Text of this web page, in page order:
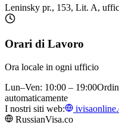
Leninsky pr., 153, Lit. A,
Orari di Lavoro
Ora locale in ogni ufficio
Lun–Ven: 10:00 – 19:00
automaticamente
I nostri siti web:
RussianVisa.co